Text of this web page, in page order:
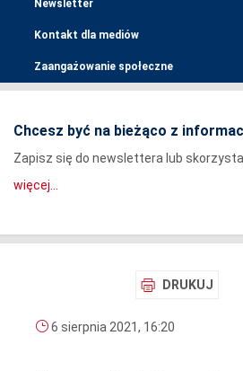
Newsletter
Kontakt dla mediów
Zaangażowanie społeczne
Chcesz być na bieżąco z
Zapisz się do newslettera lub
więcej...
DRUKUJ
6 sierpnia 2021, 16:20